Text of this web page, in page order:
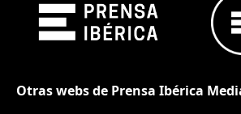
Otras webs de Prensa Ibérica